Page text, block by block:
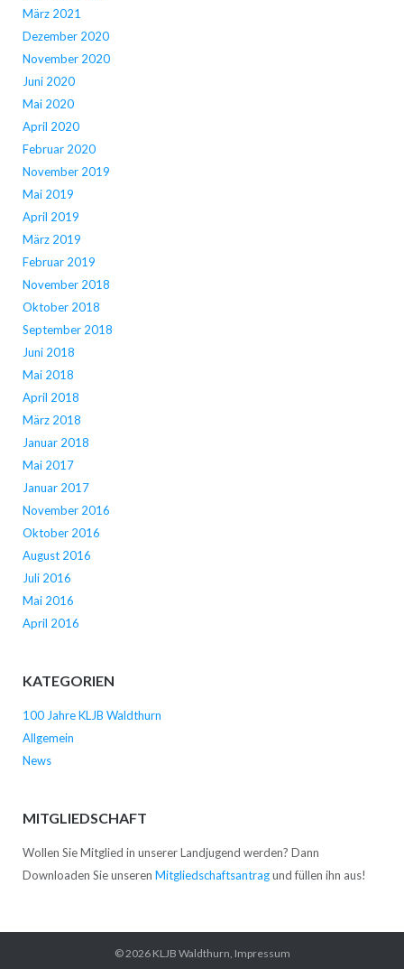
März 2021
Dezember 2020
November 2020
Juni 2020
Mai 2020
April 2020
Februar 2020
November 2019
Mai 2019
April 2019
März 2019
Februar 2019
November 2018
Oktober 2018
September 2018
Juni 2018
Mai 2018
April 2018
März 2018
Januar 2018
Mai 2017
Januar 2017
November 2016
Oktober 2016
August 2016
Juli 2016
Mai 2016
April 2016
KATEGORIEN
100 Jahre KLJB Waldthurn
Allgemein
News
MITGLIEDSCHAFT
Wollen Sie Mitglied in unserer Landjugend werden? Dann
Downloaden Sie unseren Mitgliedschaftsantragund füllen ihn aus!
© 2026 KLJB Waldthurn, Impressum